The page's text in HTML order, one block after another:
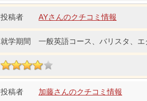
AYさんのクチコミ情報
一般英語コース、バリスタ、
加藤さんのクチコミ情報